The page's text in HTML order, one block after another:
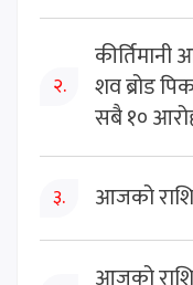
२.
कीर्तिमानी
शव ब्रोड
सबै १०
३. आजको